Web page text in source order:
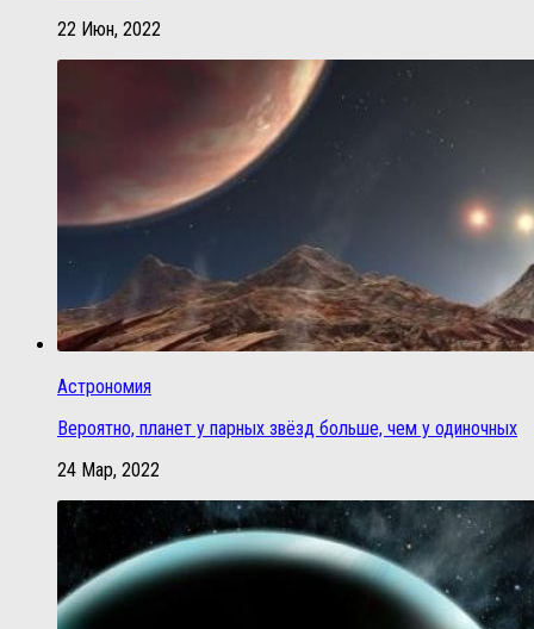
22 Июн, 2022
Астрономия
Вероятно, планет у парных звёзд больше, чем у одиночных
24 Мар, 2022